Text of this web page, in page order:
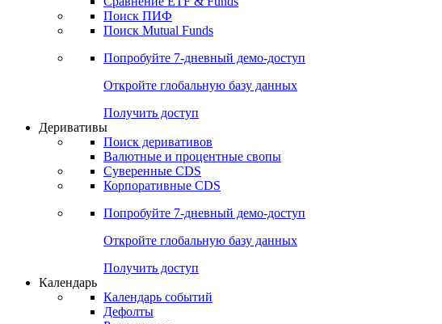
Получить доступ
ETF & Funds
Поиск ETF & Funds
Сравнение ETF & Funds
Поиск ПИФ
Поиск Mutual Funds
Попробуйте7-дневный
Откройте глобальную базу данных
Получить доступ
Деривативы
Поиск деривативов
Валютные и процентные свопы
Суверенные CDS
Корпоративные CDS
Попробуйте7-дневный
Откройте глобальную базу данных
Получить доступ